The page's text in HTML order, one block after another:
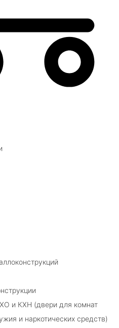
и КХН (двери для комнат
и наркотических средств)